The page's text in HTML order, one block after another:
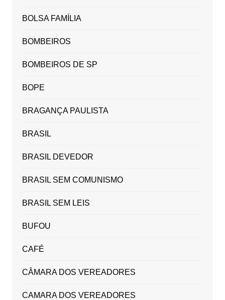
BOLSA FAMÍLIA
BOMBEIROS
BOMBEIROS DE SP
BOPE
BRAGANÇA PAULISTA
BRASIL
BRASIL DEVEDOR
BRASIL SEM COMUNISMO
BRASIL SEM LEIS
BUFOU
CAFÉ
CÂMARA DOS VEREADORES
CAMARA DOS VEREADORES